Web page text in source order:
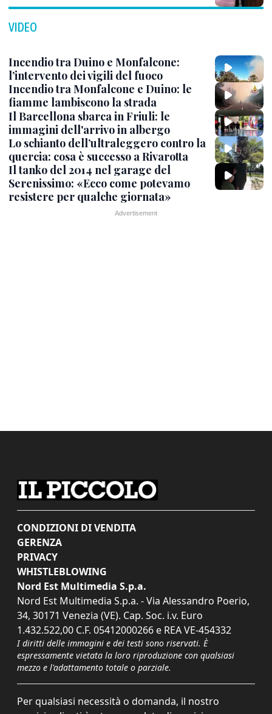
VIDEO
Incendio tra Duino e Monfalcone:
l’intervento dei vigili del fuoco
Incendio tra Monfalcone e Duino: le
fiamme lambiscono la strada
Il Barcellona sbarca in Friuli: le
immagini dell'arrivo in albergo
Lo schianto dell’ultraleggero contro la
quercia: cosa è successo a Rivarotta
Il tanko del 2014 nel garage del
Serenissimo: «Ecco come potevamo
resistere per qualche giornata»
CONDIZIONI DI VENDITA
GERENZA
PRIVACY
WHISTLEBLOWING
Nord Est Multimedia S.p.a.
Nord Est Multimedia S.p.a. - Via Alessandro Poerio,
34, 30171 Venezia (VE). Cap. Soc. i.v. Euro
1.432.522,00 C.F. 05412000266 e REA VE-454332
I diritti delle immagini e dei testi sono riservati. È
espressamente vietata la loro riproduzione con qualsiasi
mezzo e l'adattamento totale o parziale.
Per qualsiasi necessità o domanda, il nostro